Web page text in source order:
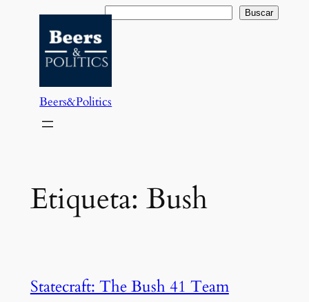
contenido
Buscar Buscar
Beers&Politics
Etiqueta: Bush
Statecraft: The Bush 41 Team